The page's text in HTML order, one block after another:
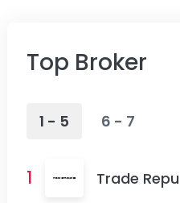
Top Broker
1 - 5 6 - 7
1 Trade